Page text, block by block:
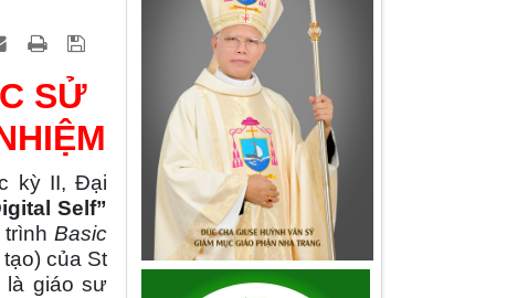
SỬ
kỳ II, Đại
Self”
trìnhBasic
của St
là giáo sư